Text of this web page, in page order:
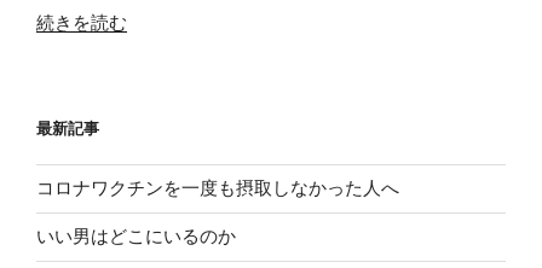
“子
が
あ
る
続きを読む
最新記事
コロナワクチンを一度も摂取しなかった人へ
いい男はどこにいるのか